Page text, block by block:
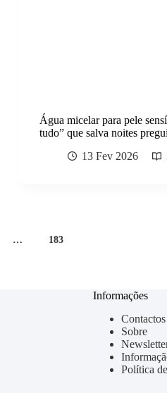
Água micelar para pele
tudo” que salva noites
13 Fev 2026
… 183
Informações
Contactos
Sobre
Política